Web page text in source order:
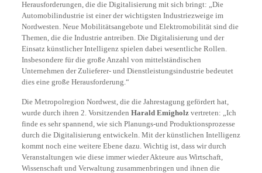
Herausforderungen, die die Digitalisierung mit sich bringt: „Die
Automobilindustrie ist einer der wichtigsten Industriezweige im
Nordwesten. Neue Mobilitätsangebote und Elektromobilität sind die
Themen, die die Industrie antreiben. Die Digitalisierung und der
Einsatz künstlicher Intelligenz spielen dabei wesentliche Rollen.
Insbesondere für die große Anzahl von mittelständischen
Unternehmen der Zulieferer- und Dienstleistungsindustrie bedeutet
dies eine große Herausforderung.“
Die Metropolregion Nordwest, die die Jahrestagung gefördert hat,
wurde durch ihren 2. Vorsitzenden Harald Emigholz vertreten: „Ich
finde es sehr spannend, wie sich Planungs-und Produktionsprozesse
durch die Digitalisierung entwickeln. Mit der künstlichen Intelligenz
kommt noch eine weitere Ebene dazu. Wichtig ist, dass wir durch
Veranstaltungen wie diese immer wieder Akteure aus Wirtschaft,
Wissenschaft und Verwaltung zusammenbringen und ihnen die